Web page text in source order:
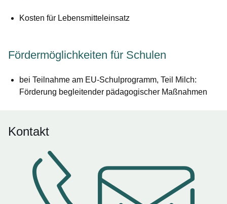
Kosten für Lebensmitteleinsatz
Fördermöglichkeiten für Schulen
bei Teilnahme am EU-Schulprogramm, Teil Milch:
Förderung begleitender pädagogischer Maßnahmen
Kontakt